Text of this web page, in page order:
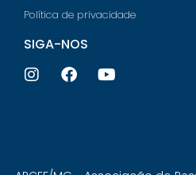
Política de privacidade
SIGA-NOS